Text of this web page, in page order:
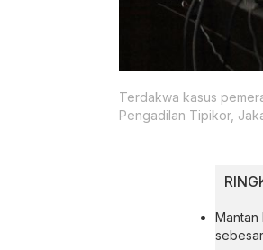
Terdakwa kasus
Pengadilan Tipikor,
Mantan